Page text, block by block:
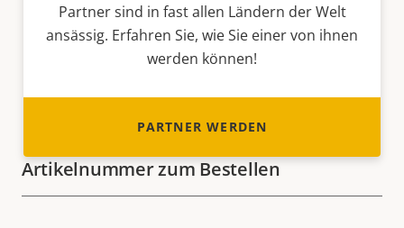
Partner sind in fast allen Ländern der Welt
ansässig. Erfahren Sie, wie Sie einer von ihnen
werden können!
PARTNER WERDEN
Artikelnummer zum Bestellen